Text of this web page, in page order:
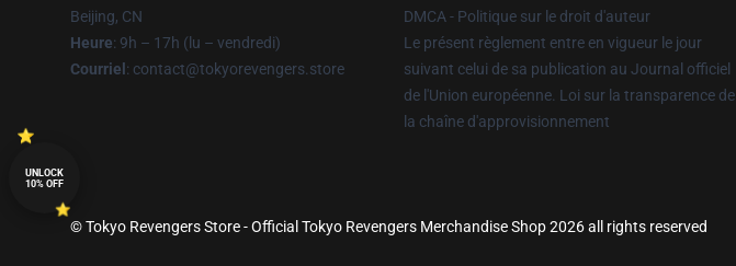
Beijing, CN
Heure: 9h – 17h (lu – vendredi)
Courriel : contact@tokyorevengers.store
DMCA - Politique sur le droit d'auteur
Le présent règlement entre en vigueur le jour
suivant celui de sa publication au Journal officiel
de l'Union européenne. Loi sur la transparence de
la chaîne d'approvisionnement
© Tokyo Revengers Store - Official Tokyo Revengers Merchandise Shop 2026 all rights reserved
UNLOCK
10% OFF